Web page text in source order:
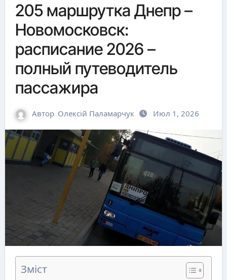
205 маршрутка Днепр –
Новомосковск:
расписание 2026 –
полный путеводитель
пассажира
Автор Олексій Паламарчук Июл 1, 2026
Зміст